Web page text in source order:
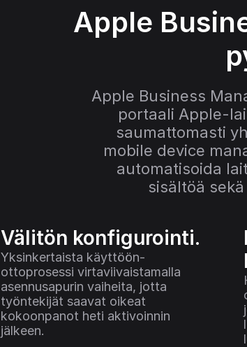
Apple
Apple Business
portaali Apple-
saumattomasti
mobile device
automatisoida
sisältöä
Välitön konfigurointi.
Yksinkertaista käyttöön-
ottoprosessi virtaviivaistamalla
asennusapurin vaiheita, jotta
työntekijät saavat oikeat
kokoonpanot heti aktivoinnin
jälkeen.